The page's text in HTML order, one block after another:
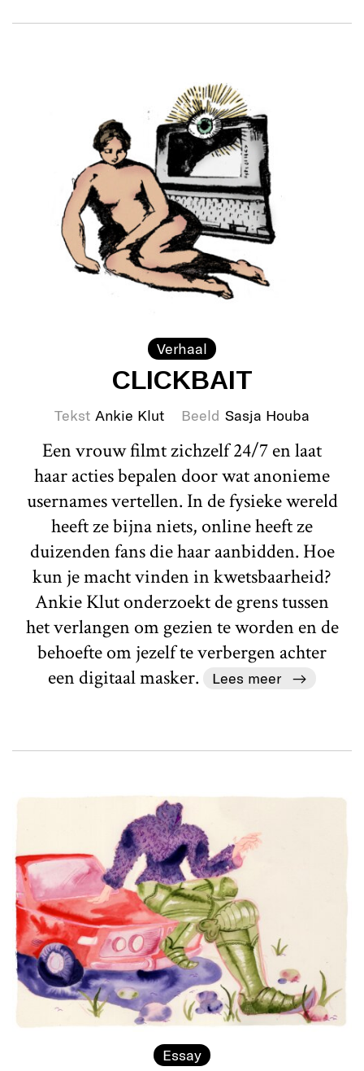
Verhaal
CLICKBAIT
Tekst Ankie Klut Beeld Sasja Houba
Een vrouw filmt zichzelf 24/7 en laat
haar acties bepalen door wat anonieme
usernames vertellen. In de fysieke wereld
heeft ze bijna niets, online heeft ze
duizenden fans die haar aanbidden. Hoe
kun je macht vinden in kwetsbaarheid?
Ankie Klut onderzoekt de grens tussen
het verlangen om gezien te worden en de
behoefte om jezelf te verbergen achter
een digitaal masker.
Lees meer
Essay